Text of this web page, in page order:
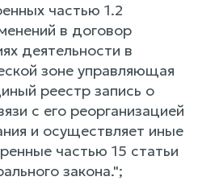
частью 1.2
в договор
деятельности в
зоне управляющая
реестр запись о
с его реорганизацией
и осуществляет иные
частью 15 статьи
закона.";